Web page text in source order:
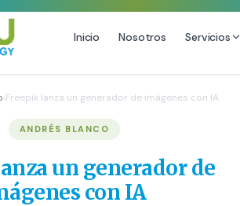
Inicio Nosotros Servicios
Sociales
↗
Diseño Gráfico Profesional
›Freepik lanza un generador de imágenes con IA
ANDRÉS BLANCO
un generador de
con IA